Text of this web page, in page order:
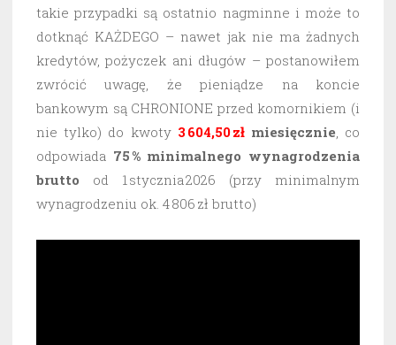
takie przypadki są ostatnio nagminne i może to
dotknąć KAŻDEGO – nawet jak nie ma żadnych
kredytów, pożyczek ani długów – postanowiłem
zwrócić uwagę, że pieniądze na koncie
bankowym są CHRONIONE przed komornikiem (i
nie tylko) do kwoty 3 604,50 złmiesięcznie, co
odpowiada 75 % minimalnego wynagrodzenia
brutto od 1 stycznia 2026 (przy minimalnym
wynagrodzeniu ok. 4 806 zł brutto)